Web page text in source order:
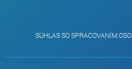
SÚHLAS SO SPRACOVANÍM